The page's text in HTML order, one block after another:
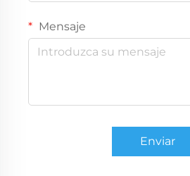
Mensaje
Enviar